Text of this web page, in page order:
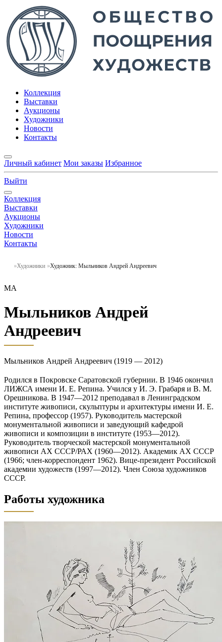
Коллекция
Выставки
Аукционы
Художники
Новости
Контакты
Личный кабинет Мои заказы Избранное
Выйти
Коллекция
Выставки
Аукционы
Художники
Новости
Контакты
Художники Художник: Мыльников Андрей Андреевич
МА
Мыльников Андрей
Андреевич
Мыльников Андрей Андреевич (1919 — 2012)
Родился в Покровске Саратовской губернии. В 1946 окончил
ЛИЖСА имени И. Е. Репина. Учился у И. Э. Грабаря и В. М.
Орешникова. В 1947—2012 преподавал в Ленинградском
институте живописи, скульптуры и архитектуры имени И. Е.
Репина, профессор (1957). Руководитель мастерской
монументальной живописи и заведующий кафедрой
живописи и композиции в институте (1953—2012).
Руководитель творческой мастерской монументальной
живописи АХ СССР/РАХ (1960—2012). Академик АХ СССР
(1966; член-корреспондент 1962). Вице-президент Российской
академии художеств (1997—2012). Член Союза художников
СССР.
Работы художника